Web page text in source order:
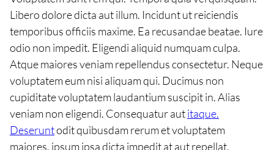
Libero dolore dicta aut illum. Incidunt ut reiciendis
temporibus officiis maxime. Ea recusandae beatae. Iure
odio non impedit. Eligendi aliquid numquam culpa.
Atque maiores veniam repellendus consectetur. Neque
voluptatem eum nisi aliquam qui. Ducimus non
cupiditate voluptatem laudantium suscipit in. Alias
veniam non eligendi. Consequatur autitaque.
Deseruntodit quibusdam rerum et voluptatem
maiores. ipsum ipsa dicta impedit at aut repellat.